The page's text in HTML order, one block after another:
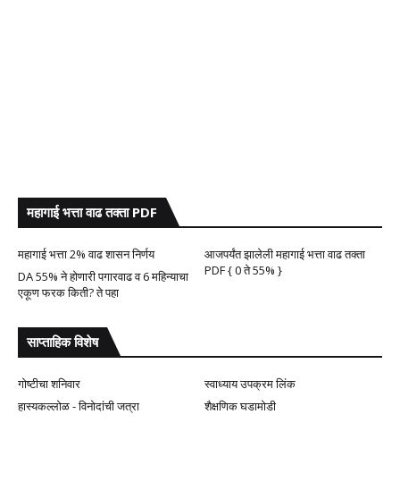
महागाई भत्ता वाढ तक्ता PDF
महागाई भत्ता 2% वाढ शासन निर्णय
आजपर्यंत झालेली महागाई भत्ता वाढ तक्ता
PDF { 0 ते 55% }
DA 55% ने होणारी पगारवाढ व 6 महिन्याचा
एकूण फरक किती? ते पहा
साप्ताहिक विशेष
गोष्टीचा शनिवार
स्वाध्याय उपक्रम लिंक
हास्यकल्लोळ - विनोदांची जत्रा
शैक्षणिक घडामोडी